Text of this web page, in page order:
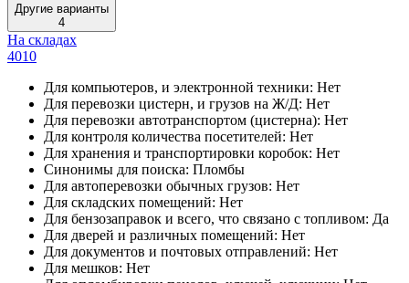
Другие варианты
4
На складах
4010
Для компьютеров, и электронной техники: Нет
Для перевозки цистерн, и грузов на Ж/Д: Нет
Для перевозки автотранспортом (цистерна): Нет
Для контроля количества посетителей: Нет
Для хранения и транспортировки коробок: Нет
Синонимы для поиска: Пломбы
Для автоперевозки обычных грузов: Нет
Для складских помещений: Нет
Для бензозаправок и всего, что связано с топливом: Да
Для дверей и различных помещений: Нет
Для документов и почтовых отправлений: Нет
Для мешков: Нет